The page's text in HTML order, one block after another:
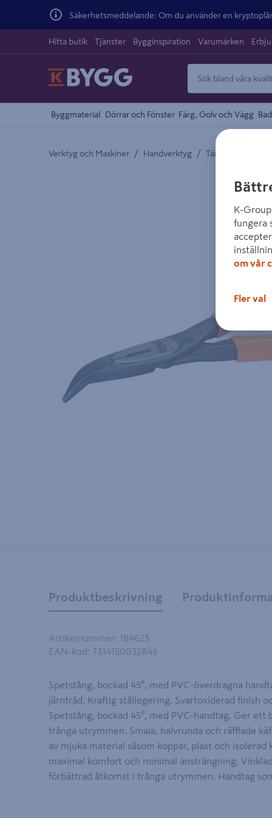
Säkerhetsmeddelande: Om du använder en
Hitta butik Tjänster Bygginspiration Varumärken
Byggmaterial Dörrar och Fönster Färg, Golv och Vägg
Verktyg och Maskiner / Handverktyg / Tänger och Saxar
Produktbeskrivning
Artikelnummer: 184623
EAN-kod : 7314150032846
Spetstång, bockad 45°, med PVC-överdragna
järntråd. Kraftig stållegering. Svartoxiderad finish
Spetstång, bockad 45°, med PVC-handtag. Ger
trånga utrymmen. Smala, halvrunda och räfflade
av mjuka material såsom koppar, plast och isolerad
maximal komfort och minimal ansträngning.
förbättrad åtkomst i trånga utrymmen. Handtag
K-
fungera
om vår
Fler val